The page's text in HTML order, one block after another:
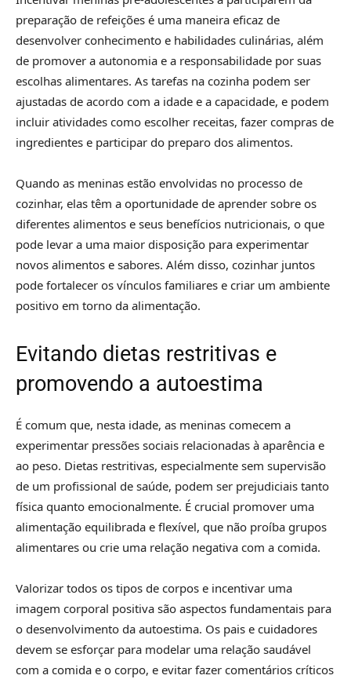
preparação de refeições é uma maneira eficaz de
desenvolver conhecimento e habilidades culinárias, além
de promover a autonomia e a responsabilidade por suas
escolhas alimentares. As tarefas na cozinha podem ser
ajustadas de acordo com a idade e a capacidade, e podem
incluir atividades como escolher receitas, fazer compras de
ingredientes e participar do preparo dos alimentos.
Quando as meninas estão envolvidas no processo de
cozinhar, elas têm a oportunidade de aprender sobre os
diferentes alimentos e seus benefícios nutricionais, o que
pode levar a uma maior disposição para experimentar
novos alimentos e sabores. Além disso, cozinhar juntos
pode fortalecer os vínculos familiares e criar um ambiente
positivo em torno da alimentação.
Evitando dietas restritivas e
promovendo a autoestima
É comum que, nesta idade, as meninas comecem a
experimentar pressões sociais relacionadas à aparência e
ao peso. Dietas restritivas, especialmente sem supervisão
de um profissional de saúde, podem ser prejudiciais tanto
física quanto emocionalmente. É crucial promover uma
alimentação equilibrada e flexível, que não proíba grupos
alimentares ou crie uma relação negativa com a comida.
Valorizar todos os tipos de corpos e incentivar uma
imagem corporal positiva são aspectos fundamentais para
o desenvolvimento da autoestima. Os pais e cuidadores
devem se esforçar para modelar uma relação saudável
com a comida e o corpo, e evitar fazer comentários críticos